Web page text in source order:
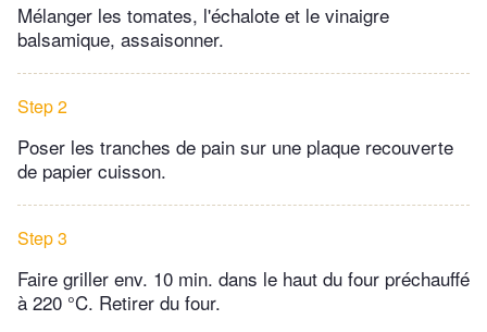
Mélanger les tomates, l'échalote et le vinaigre
balsamique, assaisonner.
Step 2
Poser les tranches de pain sur une plaque recouverte
de papier cuisson.
Step 3
Faire griller env. 10 min. dans le haut du four préchauffé
à 220 °C. Retirer du four.